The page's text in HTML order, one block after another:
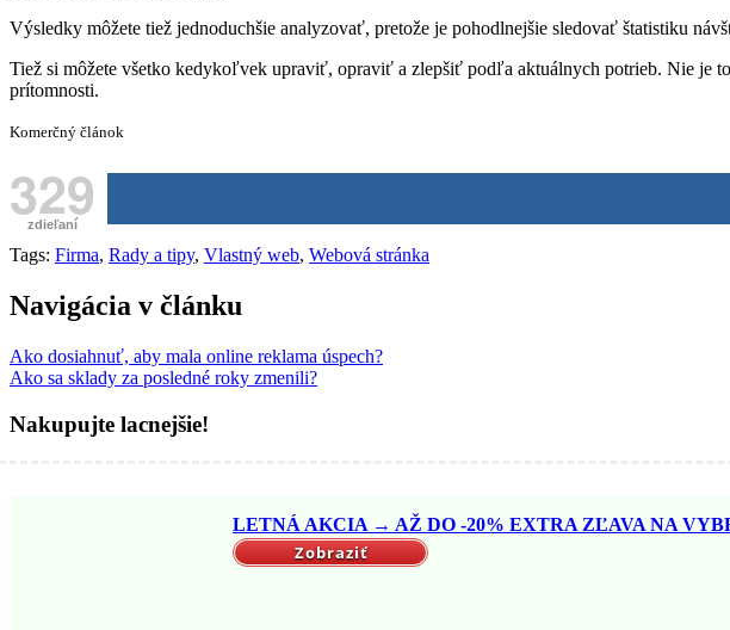
Výsledky môžete tiež jednoduchšie analyzovať, pretože je pohodlnejšie sledovať štatistiku
Tiež si môžete všetko kedykoľvek upraviť, opraviť a zlepšiť podľa aktuálnych potrieb. Nie je
prítomnosti.
Komerčný článok
329
zdieľaní
Tags: Firma, Rady a tipy, Vlastný web, Webová stránka
Navigácia v článku
Ako dosiahnuť, aby mala online reklama úspech?
Ako sa sklady za posledné roky zmenili?
Nakupujte lacnejšie!
LETNÁ AKCIA → AŽ DO -20% EXTRA ZĽAVA NA
Zobraziť